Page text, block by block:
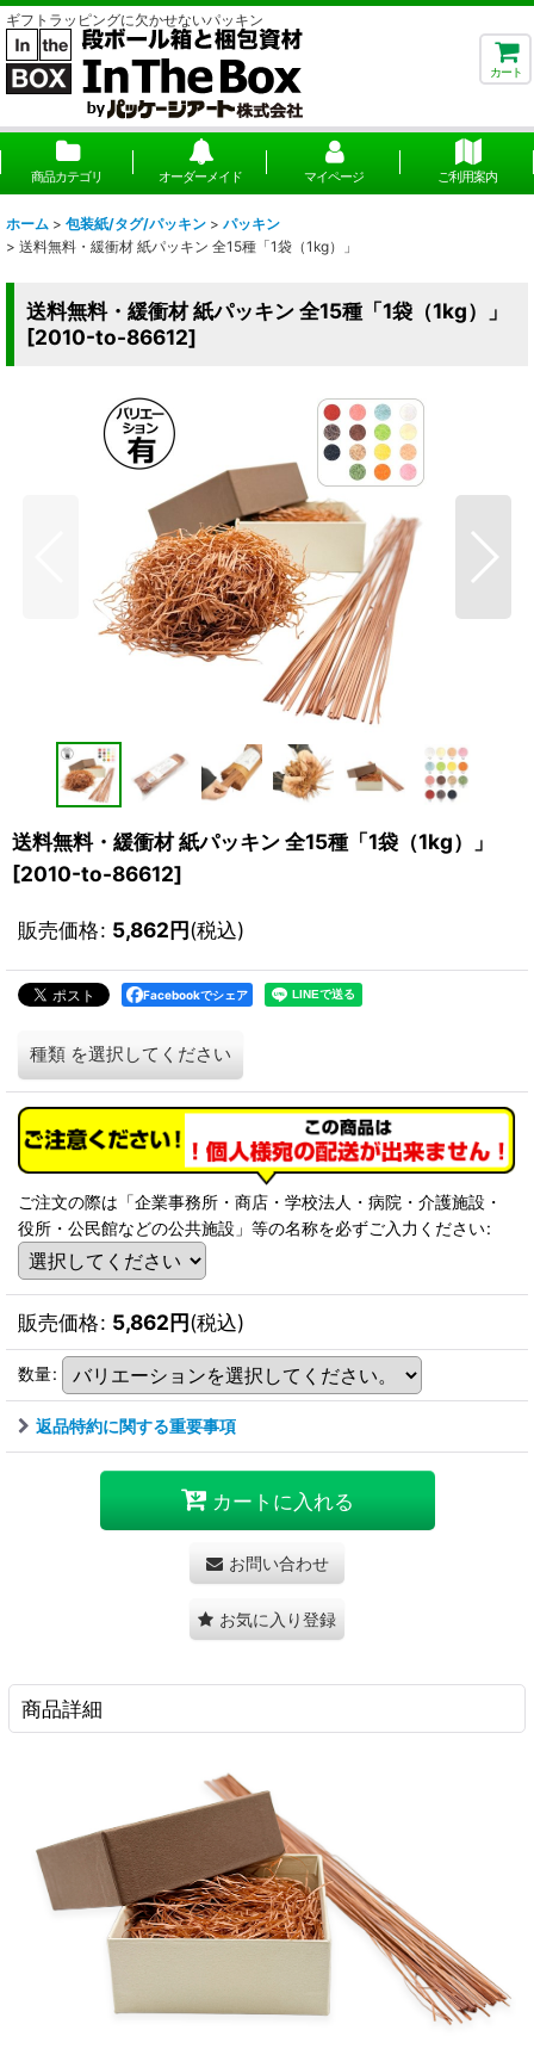
ギフトラッピングに欠かせないパッキン
カート
商品カテゴリ オーダーメイド マイページ ご利用案内
ホーム > 包装紙/タグ/パッキン > パッキン
> 送料無料・緩衝材 紙パッキン 全15種「1袋（1kg）」
送料無料・緩衝材 紙パッキン 全15種「1袋（1kg）」
[2010-to-86612]
送料無料・緩衝材 紙パッキン 全15種「1袋（1kg）」
[2010-to-86612]
販売価格: 5,862円(税込)
Facebookでシェア
種類 を選択してください
ご注文の際は「企業事務所・商店・学校法人・病院・介護施設・
役所・公民館などの公共施設」等の名称を必ずご入力ください:
販売価格: 5,862円(税込)
数量:
返品特約に関する重要事項
カートに入れる
お問い合わせ
お気に入り登録
商品詳細